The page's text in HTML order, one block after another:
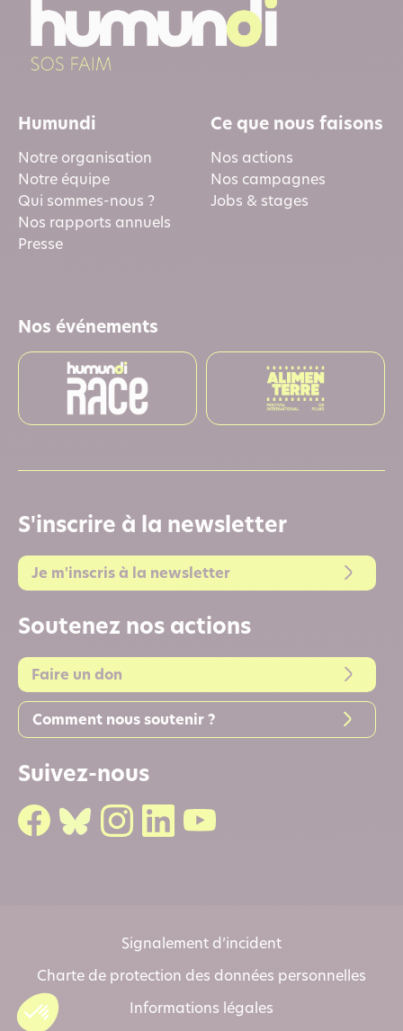
Humundi
Notre organisation
Notre équipe
Qui sommes-nous ?
Nos rapports annuels
Presse
Ce que nous faisons
Nos actions
Nos campagnes
Jobs & stages
Nos événements
S'inscrire à la newsletter
Je m'inscris à la newsletter
Soutenez nos actions
Faire un don
Comment nous soutenir ?
Suivez-nous
Signalement d’incident
Charte de protection des données personnelles
Informations légales